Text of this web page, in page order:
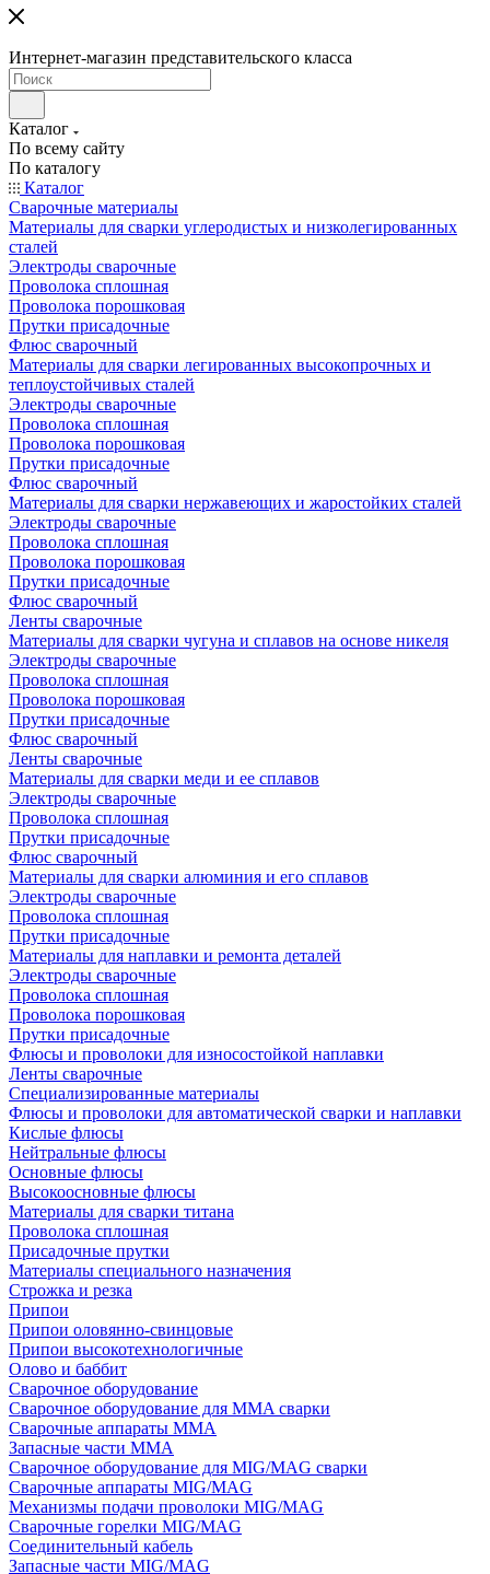
Интернет-магазин представительского класса
Каталог
По всему сайту
По каталогу
Каталог
Сварочные материалы
Материалы для сварки углеродистых и низколегированных
сталей
Электроды сварочные
Проволока сплошная
Проволока порошковая
Прутки присадочные
Флюс сварочный
Материалы для сварки легированных высокопрочных и
теплоустойчивых сталей
Электроды сварочные
Проволока сплошная
Проволока порошковая
Прутки присадочные
Флюс сварочный
Материалы для сварки нержавеющих и жаростойких сталей
Электроды сварочные
Проволока сплошная
Проволока порошковая
Прутки присадочные
Флюс сварочный
Ленты сварочные
Материалы для сварки чугуна и сплавов на основе никеля
Электроды сварочные
Проволока сплошная
Проволока порошковая
Прутки присадочные
Флюс сварочный
Ленты сварочные
Материалы для сварки меди и ее сплавов
Электроды сварочные
Проволока сплошная
Прутки присадочные
Флюс сварочный
Материалы для сварки алюминия и его сплавов
Электроды сварочные
Проволока сплошная
Прутки присадочные
Материалы для наплавки и ремонта деталей
Электроды сварочные
Проволока сплошная
Проволока порошковая
Прутки присадочные
Флюсы и проволоки для износостойкой наплавки
Ленты сварочные
Специализированные материалы
Флюсы и проволоки для автоматической сварки и наплавки
Кислые флюсы
Нейтральные флюсы
Основные флюсы
Высокоосновные флюсы
Материалы для сварки титана
Проволока сплошная
Присадочные прутки
Материалы специального назначения
Строжка и резка
Припои
Припои оловянно-свинцовые
Припои высокотехнологичные
Олово и баббит
Сварочное оборудование
Сварочное оборудование для MMA сварки
Сварочные аппараты MMA
Запасные части MMA
Сварочное оборудование для MIG/MAG сварки
Сварочные аппараты MIG/MAG
Механизмы подачи проволоки MIG/MAG
Сварочные горелки MIG/MAG
Соединительный кабель
Запасные части MIG/MAG